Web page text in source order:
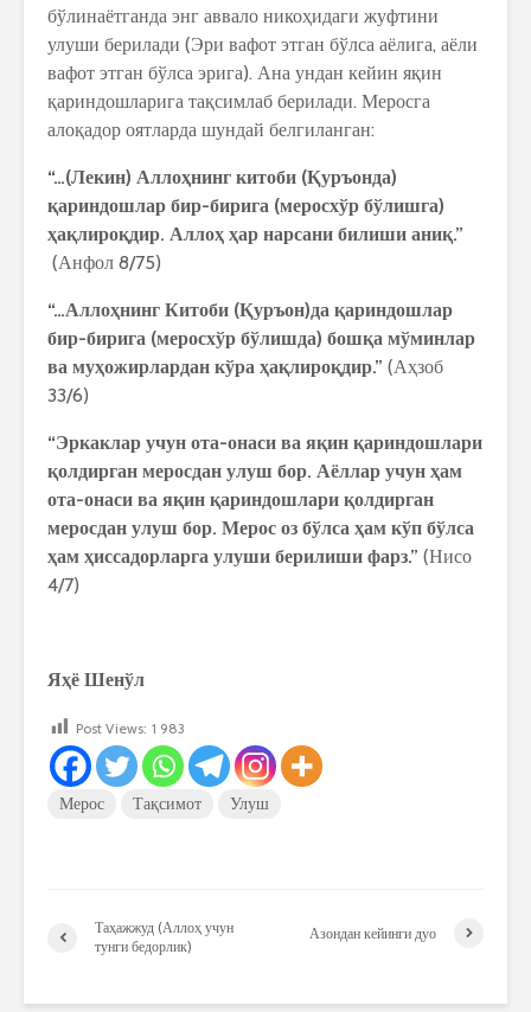
бўлинаётганда энг аввало никоҳидаги жуфтини
улуши берилади (Эри вафот этган бўлса аёлига, аёли
вафот этган бўлса эрига). Ана ундан кейин яқин
қариндошларига тақсимлаб берилади. Меросга
алоқадор оятларда шундай белгиланган:
“…(Лекин) Аллоҳнинг китоби (Қуръонда)
қариндошлар бир-бирига (меросхўр бўлишга)
ҳақлироқдир. Аллоҳ ҳар нарсани билиши аниқ.”
(Анфол 8/75)
“…Аллоҳнинг Китоби (Қуръон)да қариндошлар
бир-бирига (меросхўр бўлишда) бошқа мўминлар
ва муҳожирлардан кўра ҳақлироқдир.” (Аҳзоб
33/6)
“Эркаклар учун ота-онаси ва яқин қариндошлари
қолдирган меросдан улуш бор. Аёллар учун ҳам
ота-онаси ва яқин қариндошлари қолдирган
меросдан улуш бор. Мерос оз бўлса ҳам кўп бўлса
ҳам ҳиссадорларга улуши берилиши фарз.” (Нисо
4/7)
Яҳё Шенўл
Post Views: 1 983
Мерос Тақсимот Улуш
Таҳажжуд (Аллоҳ учун
тунги бедорлик)
Азондан кейинги дуо